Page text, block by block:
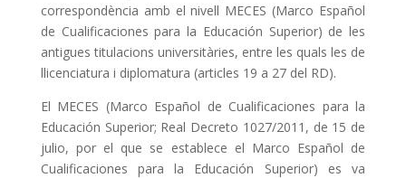
correspondència amb el nivell MECES (Marco Español
de Cualificaciones para la Educación Superior) de les
antigues titulacions universitàries, entre les quals les de
llicenciatura i diplomatura (articles 19 a 27 del RD).
El MECES (Marco Español de Cualificaciones para la
Educación Superior; Real Decreto 1027/2011, de 15 de
julio, por el que se establece el Marco Español de
Cualificaciones para la Educación Superior) es va